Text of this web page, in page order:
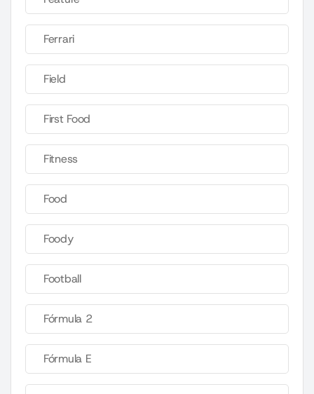
Ferrari
Field
First Food
Fitness
Food
Foody
Football
Fórmula 2
Fórmula E